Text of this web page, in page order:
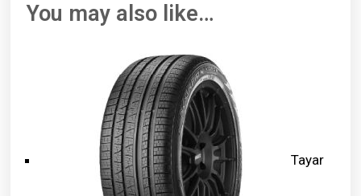
You may also like…
Tayar